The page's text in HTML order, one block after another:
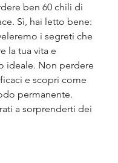
ben 60 chili di
Sì, hai letto bene:
i segreti che
la tua vita e
ideale. Non perdere
e scopri come
permanente.
a sorprenderti dei